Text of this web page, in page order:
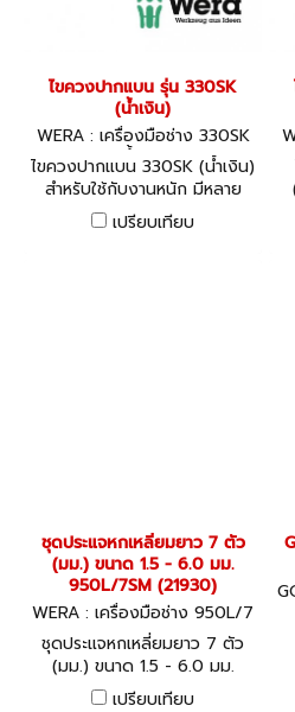
ไขควงปากแบน รุ่น 330SK
(น้ำเงิน)
WERA : เครื่องมือช่าง 330SK
(น้ำเงิน)
ไขควงปากแบน 330SK (น้ำเงิน)
สำหรับใช้กับงานหนัก มีหลาย
ขนาดให้เลือก สินค้าผลิตประเทศ
เยอรมัน / สินค้าประเทศเยอรมัน
เปรียบเทียบ
ชุดประแจหกเหลี่ยมยาว 7 ตัว
(มม.) ขนาด 1.5 - 6.0 มม.
950L/7SM (21930)
WERA : เครื่องมือช่าง 950L/7
SM (21930)
ชุดประแจหกเหลี่ยมยาว 7 ตัว
(มม.) ขนาด 1.5 - 6.0 มม.
สินค้าผลิตประเทศเยอรมัน /
เปรียบเทียบ